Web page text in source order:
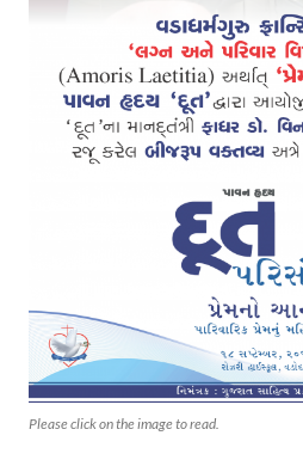
Please click on the image to read.